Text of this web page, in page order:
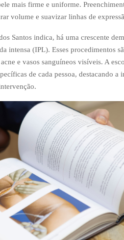
mais firme e uniforme.
volume e suavizar linhas de
Santos indica, há uma crescente
intensa (IPL). Esses procedimentos
e vasos sanguíneos visíveis. A
de cada pessoa, destacando a